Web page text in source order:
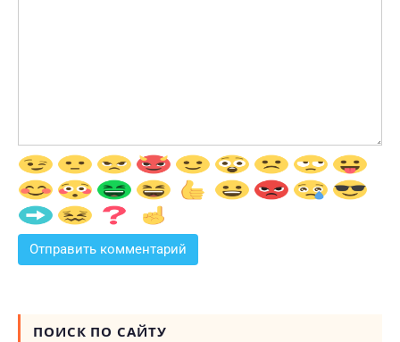
ПОИСК ПО САЙТУ